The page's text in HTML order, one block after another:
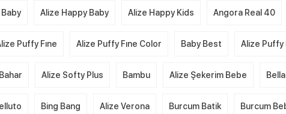
Alize Happy Baby Alize Happy Kids Angora Real 40
Puffy Fıne Alize Puffy Fıne Color Baby Best Alize Puffy
Bahar Alize Softy Plus Bambu Alize Şekerim Bebe
Bing Bang Alize Verona Burcum Batik Burcum